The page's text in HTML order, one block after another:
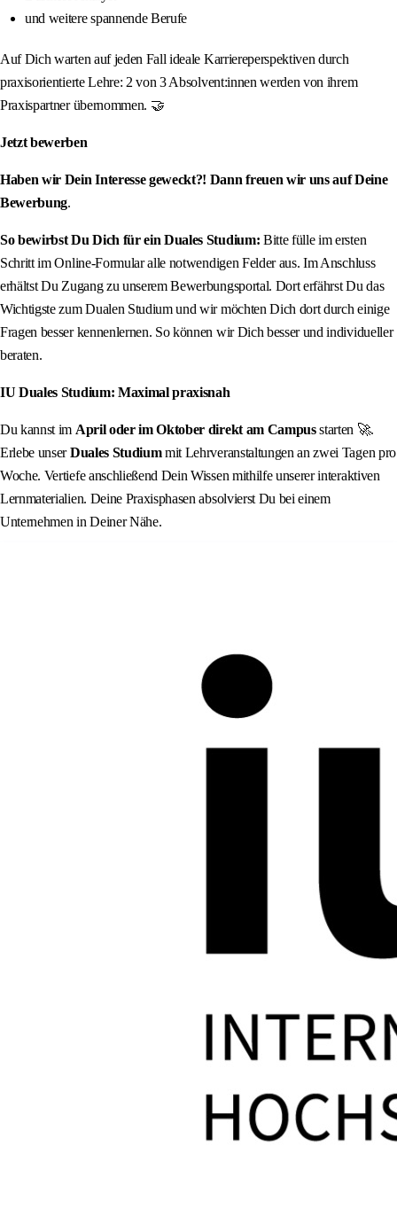
und weitere spannende Berufe
Auf Dich warten auf jeden Fall ideale Karriereperspektiven durch
praxisorientierte Lehre: 2 von 3 Absolvent:innen werden von ihrem
Praxispartner übernommen. 🤝
Jetzt bewerben
Haben wir Dein Interesse geweckt?! Dann freuen wir uns auf Deine
Bewerbung.
So bewirbst Du Dich für ein Duales Studium: Bitte fülle im ersten
Schritt im Online-Formular alle notwendigen Felder aus. Im Anschluss
erhältst Du Zugang zu unserem Bewerbungsportal. Dort erfährst Du das
Wichtigste zum Dualen Studium und wir möchten Dich dort durch einige
Fragen besser kennenlernen. So können wir Dich besser und individueller
beraten.
IU Duales Studium: Maximal praxisnah
Du kannst im April oder im Oktober direkt am Campusstarten 🚀.
Erlebe unserDuales Studiummit Lehrveranstaltungen an zwei Tagen pro
Woche. Vertiefe anschließend Dein Wissen mithilfe unserer interaktiven
Lernmaterialien. Deine Praxisphasen absolvierst Du bei einem
Unternehmen in Deiner Nähe.